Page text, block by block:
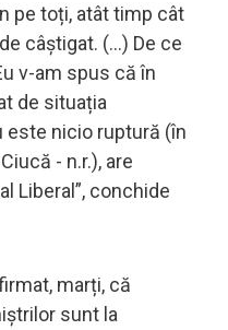
pe toți, atât timp cât
câștigat. (...) De ce
v-am spus că în
de situația
este nicio ruptură (în
- n.r.), are
Liberal”, conchide
marți, că
sunt la